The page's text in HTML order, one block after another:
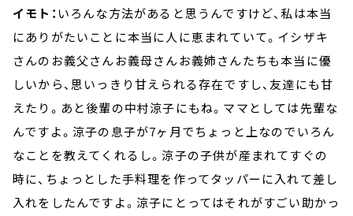
イモト： いろんな方法があると思うんですけど、私は本当
にありがたいことに本当に人に恵まれていて。イシザキ
さんのお義父さんお義母さんお義姉さんたちも本当に優
しいから、思いっきり甘えられる存在ですし、友達にも甘
えたり。あと後輩の中村涼子にもね。ママとしては先輩な
んですよ。涼子の息子が7ヶ月でちょっと上なのでいろん
なことを教えてくれるし。涼子の子供が産まれてすぐの
時に、ちょっとした手料理を作ってタッパーに入れて差し
入れをしたんですよ。涼子にとってはそれがすごい助かっ